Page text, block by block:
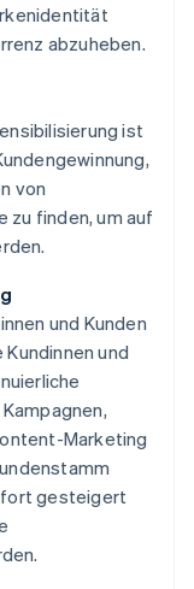
abzuheben.
ist
von
zu finden, um auf
und Kunden
und
Marketing
gesteigert